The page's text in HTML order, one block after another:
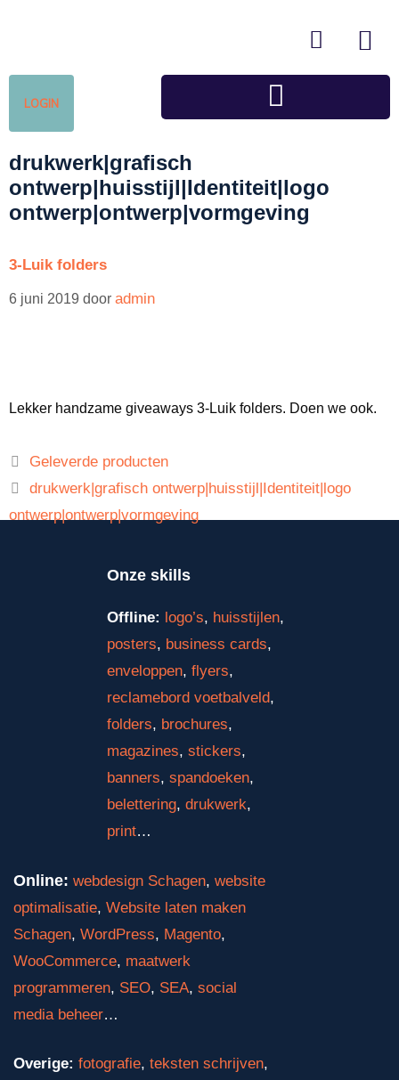
LOGIN
drukwerk|grafisch
ontwerp|huisstijl|Identiteit|logo
ontwerp|ontwerp|vormgeving
3-Luik folders
6 juni 2019 door admin
Lekker handzame giveaways 3-Luik folders. Doen we ook.
Geleverde producten
drukwerk|grafisch ontwerp|huisstijl|Identiteit|logo
ontwerp|ontwerp|vormgeving
Onze skills
Offline: logo’s, huisstijlen,
posters, business cards,
enveloppen, flyers,
reclamebord voetbalveld,
folders, brochures,
magazines, stickers,
banners, spandoeken,
belettering, drukwerk,
print…
Online: webdesign Schagen, website
optimalisatie, Website laten maken
Schagen, WordPress, Magento,
WooCommerce, maatwerk
programmeren, SEO, SEA, social
media beheer…
Overige: fotografie, teksten schrijven,